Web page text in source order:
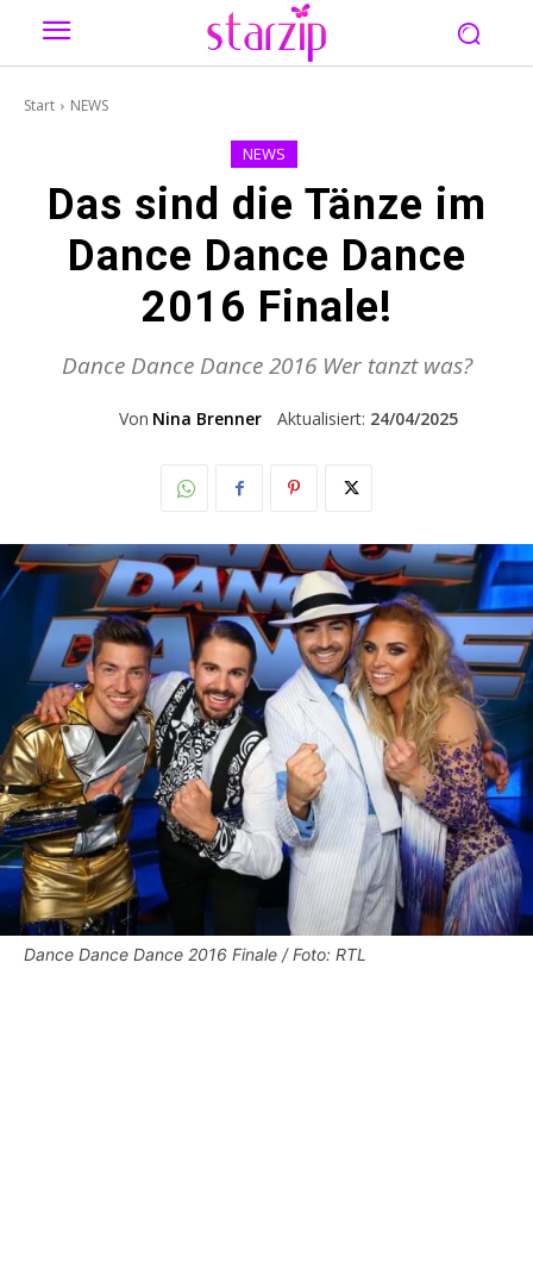
Start NEWS
NEWS
Das sind die Tänze im
Dance Dance Dance
2016 Finale!
Dance Dance Dance 2016 Wer tanzt was?
Von Nina Brenner Aktualisiert: 24/04/2025
Dance Dance Dance 2016 Finale / Foto: RTL